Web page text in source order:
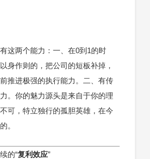
这两个能力：一、在0到1的时
身作则的，把公司的短板补掉，
推进极强的执行能力。二、有传
。你的魅力源头是来自于你的理
可，特立独行的孤胆英雄，在今
。
的“复利效应”